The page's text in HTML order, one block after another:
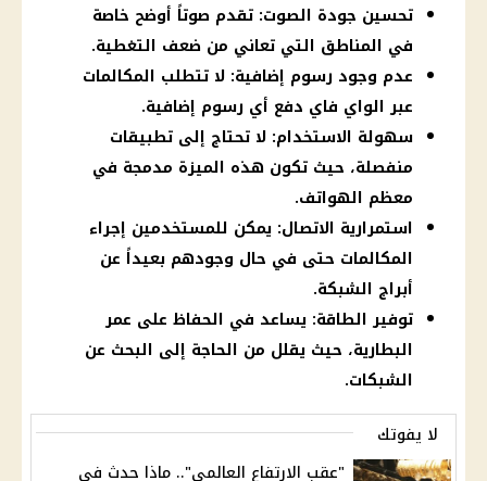
تحسين جودة الصوت: تقدم صوتاً أوضح خاصة
في المناطق التي تعاني من ضعف التغطية.
عدم وجود رسوم إضافية: لا تتطلب المكالمات
عبر الواي فاي دفع أي رسوم إضافية.
سهولة الاستخدام: لا تحتاج إلى تطبيقات
منفصلة، حيث تكون هذه الميزة مدمجة في
معظم الهواتف.
استمرارية الاتصال: يمكن للمستخدمين إجراء
المكالمات حتى في حال وجودهم بعيداً عن
أبراج الشبكة.
توفير الطاقة: يساعد في الحفاظ على عمر
البطارية، حيث يقلل من الحاجة إلى البحث عن
الشبكات.
لا يفوتك
"عقب الارتفاع العالمي".. ماذا حدث في